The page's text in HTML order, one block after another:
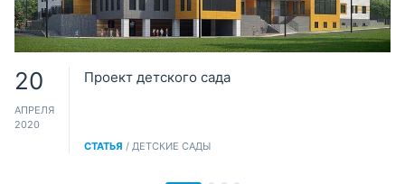
20
АПРЕЛЯ
2020
Проект детского сада
СТАТЬЯ / ДЕТСКИЕ САДЫ